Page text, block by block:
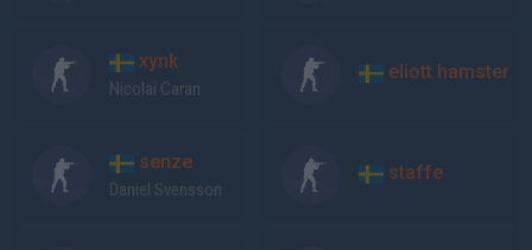
xynk
Nicolai Caran
senze
Daniel Svensson
eliott hamster
staffe